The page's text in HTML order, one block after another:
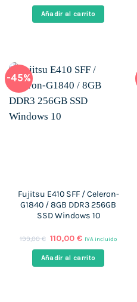
original
era:
actual
es:
Añadir al carrito
-45%
Fujitsu E410 SFF / Celeron-
G1840 / 8GB DDR3 256GB
SSD Windows 10
199,00€ El
original
era:
110,00€El
actual
es:
IVA incluido
Añadir al carrito